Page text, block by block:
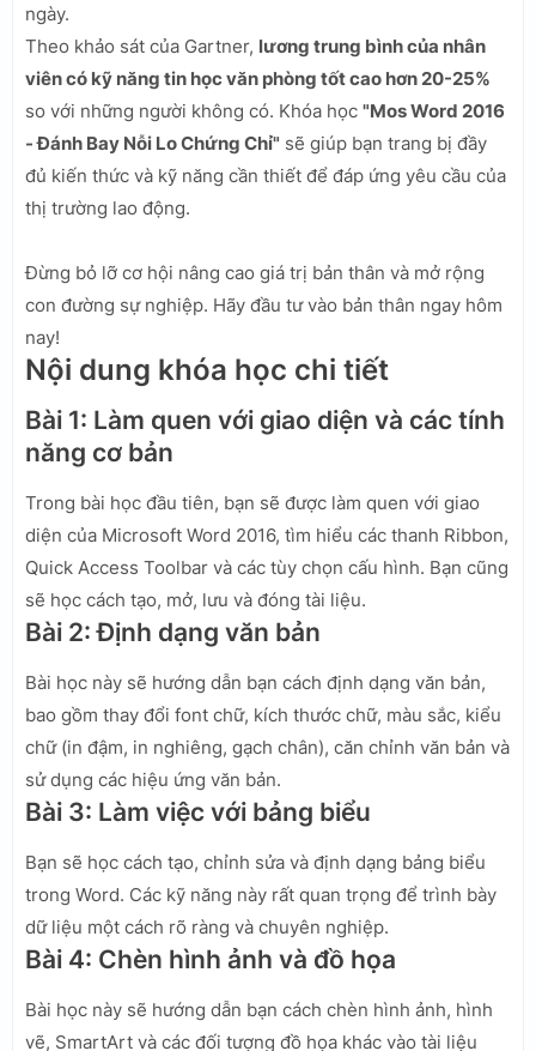
ngày.
Theo khảo sát của Gartner, lương trung bình của nhân
viên có kỹ năng tin học văn phòng tốt cao hơn 20-25%
so với những người không có. Khóa học "Mos Word 2016
- Đánh Bay Nỗi Lo Chứng Chỉ" sẽ giúp bạn trang bị đầy
đủ kiến thức và kỹ năng cần thiết để đáp ứng yêu cầu của
thị trường lao động.
Đừng bỏ lỡ cơ hội nâng cao giá trị bản thân và mở rộng
con đường sự nghiệp. Hãy đầu tư vào bản thân ngay hôm
nay!
Nội dung khóa học chi tiết
Bài 1: Làm quen với giao diện và các tính
năng cơ bản
Trong bài học đầu tiên, bạn sẽ được làm quen với giao
diện của Microsoft Word 2016, tìm hiểu các thanh Ribbon,
Quick Access Toolbar và các tùy chọn cấu hình. Bạn cũng
sẽ học cách tạo, mở, lưu và đóng tài liệu.
Bài 2: Định dạng văn bản
Bài học này sẽ hướng dẫn bạn cách định dạng văn bản,
bao gồm thay đổi font chữ, kích thước chữ, màu sắc, kiểu
chữ (in đậm, in nghiêng, gạch chân), căn chỉnh văn bản và
sử dụng các hiệu ứng văn bản.
Bài 3: Làm việc với bảng biểu
Bạn sẽ học cách tạo, chỉnh sửa và định dạng bảng biểu
trong Word. Các kỹ năng này rất quan trọng để trình bày
dữ liệu một cách rõ ràng và chuyên nghiệp.
Bài 4: Chèn hình ảnh và đồ họa
Bài học này sẽ hướng dẫn bạn cách chèn hình ảnh, hình
vẽ, SmartArt và các đối tượng đồ họa khác vào tài liệu